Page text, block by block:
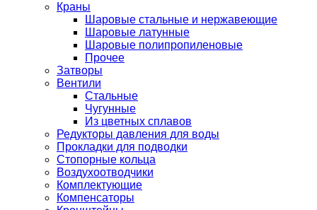
Краны
Шаровые стальные и нержавеющие
Шаровые латунные
Шаровые полипропиленовые
Прочее
Затворы
Вентили
Стальные
Чугунные
Из цветных сплавов
Редукторы давления для воды
Прокладки для подводки
Стопорные кольца
Воздухоотводчики
Комплектующие
Компенсаторы